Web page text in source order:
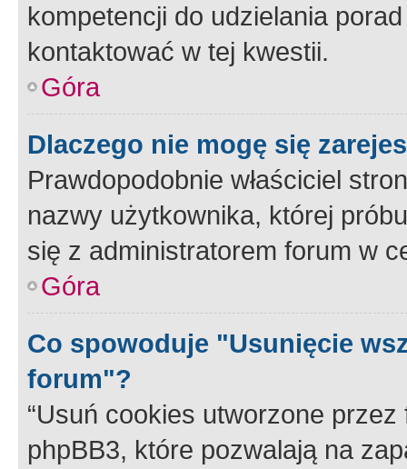
kompetencji do udzielania
kontaktować w tej kwestii.
Góra
Dlaczego nie mogę się
Prawdopodobnie właściciel
nazwy użytkownika, której
się z administratorem forum w
Góra
Co spowoduje "Usunięcie
forum"?
“Usuń cookies utworzone
phpBB3, które pozwalają na